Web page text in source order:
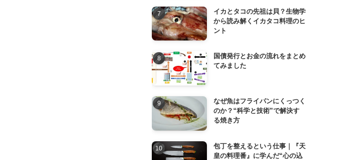
イカとタコの先祖は貝？生物学
から読み解くイカタコ料理のヒ
ント
国債発行とお金の流れをまとめ
てみました
なぜ魚はフライパンにくっつく
のか？“科学と技術”で解決す
る焼き方
包丁を整えるという仕事｜『天
皇の料理番』に学んだ“心の込